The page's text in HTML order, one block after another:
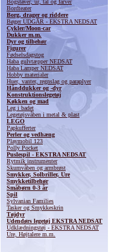
Bogstaver, ur, tal og farver
Bordteater
Borg, drager og riddere
Bøger UDGÅR - EKSTRA NEDSAT
Cykler/Moon-car
Dukker m.m.
Dyr og tilbehør
Figurer
Fødselsdagstog
Haba gulvtæpper NEDSAT
Haba Lamper NEDSAT
Hobby materialer
Huer, vanter, regnslag og paraplyer
Hånddukker og -dyr
Konstruktionslegetøj
Køkken og mad
Leg i badet
Legetøjsvåben i metal & plast
LEGO
Papkufferter
Perler og vedhæng
Playmobil 123
Polly Pocket
Puslespil - EKSTRA NEDSAT
Rytmik instrumenter
Skumvåben og armbrøst
Smykker, Solbriller, Ure
Smykketilbehør
Småbørn 0-3 år
Spil
Sylvanian Families
Tasker og Smykkeskrin
Tøjdyr
Udendørs legetøj EKSTRA NEDSAT
Udklædningstøj - EKSTRA NEDSAT
Ure, Højtalere m.m.